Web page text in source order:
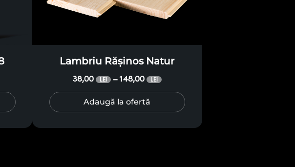
Lambriu Rășinos Natur
38,00 LEI – 148,00 LEI
Adaugă la ofertă